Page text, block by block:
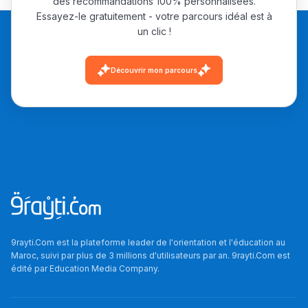
Essayez-le gratuitement - votre parcours idéal est à
un clic !
Découvrir mon parcours
9rayti.Com est la plateforme leader de l'orientation et l'éducation au
Maroc, suivi par plus de 3 millions d'utilisateurs par an. 9rayti.Com est
édité parEducation Media Company.